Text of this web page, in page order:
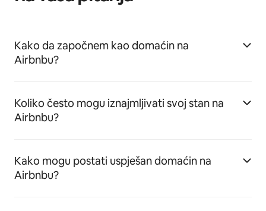
Kako da započnem kao domaćin na
Airbnbu?
Koliko često mogu iznajmljivati svoj stan na
Airbnbu?
Kako mogu postati uspješan domaćin na
Airbnbu?